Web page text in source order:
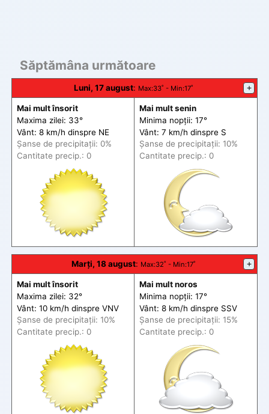
Săptămâna următoare
Luni, 17 august: Max:33˚ - Min:17˚ +
Mai mult însorit
Maxima zilei: 33°
Vânt: 8 km/h dinspre NE
Șanse de precipitații: 0%
Cantitate precip.: 0
Mai mult senin
Minima nopții: 17°
Vânt: 7 km/h dinspre S
Șanse de precipitații: 10%
Cantitate precip.: 0
Marți, 18 august: Max:32˚ - Min:17˚ +
Mai mult însorit
Maxima zilei: 32°
Vânt: 10 km/h dinspre VNV
Șanse de precipitații: 10%
Cantitate precip.: 0
Mai mult noros
Minima nopții: 17°
Vânt: 8 km/h dinspre SSV
Șanse de precipitații: 15%
Cantitate precip.: 0